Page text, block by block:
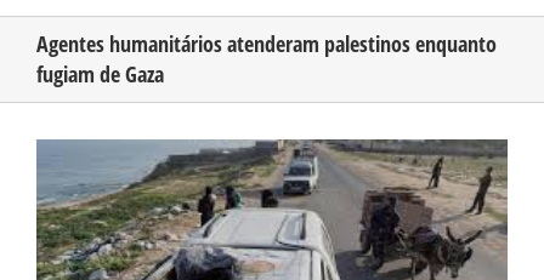
CONHEÇA O AMAZONAS
CONTATO
Agentes humanitários atenderam palestinos enquanto
fugiam de Gaza
Image